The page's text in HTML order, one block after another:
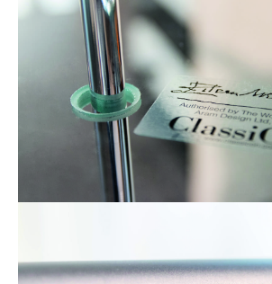
... alle Aufbewahrungsmöbel
Hängeleuchten & Deckenleuchten
Tischleuchten
Schreibtischleuchten
Stehleuchten & Leseleuchten
Wandleuchten